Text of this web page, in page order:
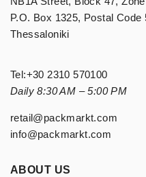
P.O. Box 1325, Postal Code
Thessaloniki
Tel:+30 2310 570100
Daily 8:30 AM – 5:00 PM
retail@packmarkt.com
info@packmarkt.com
ABOUT US